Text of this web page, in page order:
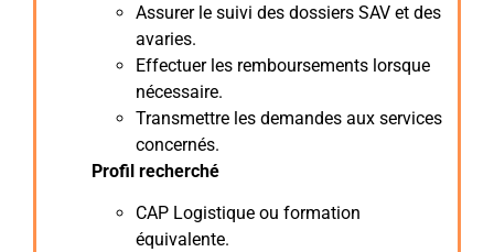
Assurer le suivi des dossiers SAV et des
avaries.
Effectuer les remboursements lorsque
nécessaire.
Transmettre les demandes aux services
concernés.
Profil recherché
CAP Logistique ou formation
équivalente.